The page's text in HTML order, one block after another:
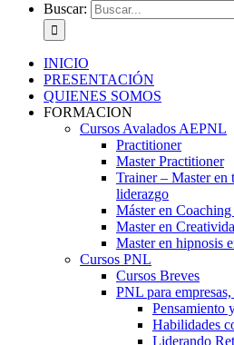
Buscar:
INICIO
PRESENTACIÓN
QUIENES SOMOS
FORMACION
Cursos Avalados AEPNL
Practitioner
Master Practitioner
Trainer – Master en
liderazgo
Máster en
Master en
Master en hipnosis
Cursos PNL
Cursos Breves
PNL para
Pensamiento
Habilidades
Liderando